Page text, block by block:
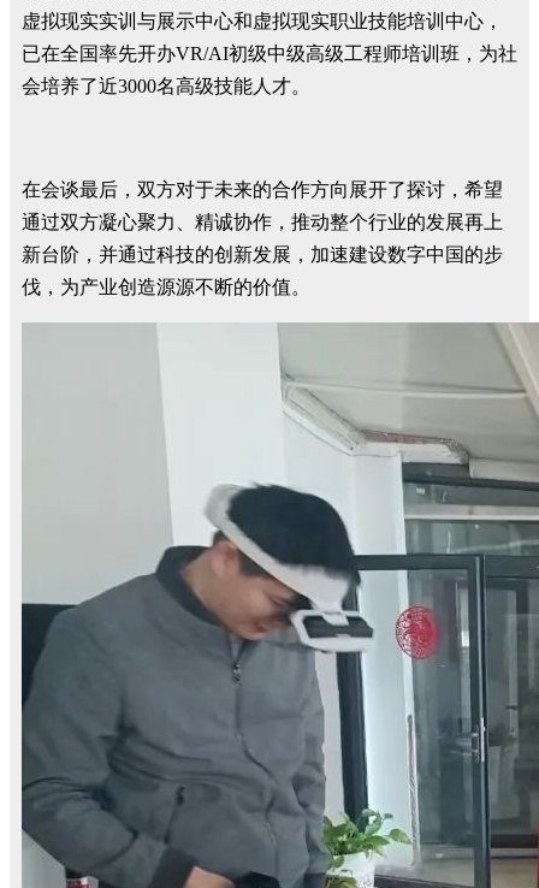
虚拟现实实训与展示中心和虚拟现实职业技能培训中心，
已在全国率先开办VR/AI初级中级高级工程师培训班，为社
会培养了近3000名高级技能人才。
在会谈最后，双方对于未来的合作方向展开了探讨，希望
通过双方凝心聚力、精诚协作，推动整个行业的发展再上
新台阶，并通过科技的创新发展，加速建设数字中国的步
伐，为产业创造源源不断的价值。